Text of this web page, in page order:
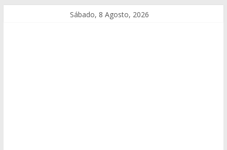
Sábado, 8 Agosto, 2026